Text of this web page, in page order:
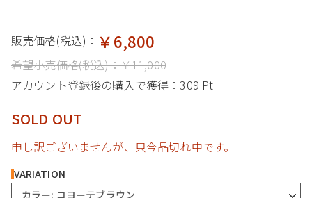
販売価格(税込)： ￥6,800
希望小売価格(税込)：￥11,000
アカウント登録後の購入で獲得：309 Pt
SOLD OUT
申し訳ございませんが、只今品切れ中です。
VARIATION
カラー: コヨーテブラウン